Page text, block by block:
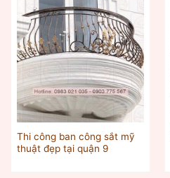
Thi công ban công sắt mỹ
thuật đẹp tại quận 9